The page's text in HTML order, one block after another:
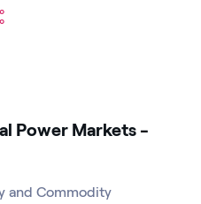
Power Markets -
and Commodity